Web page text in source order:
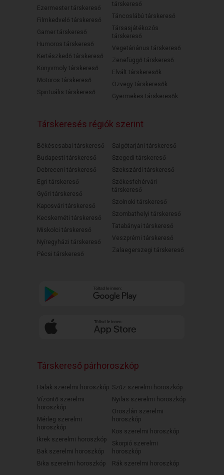
Ezermester társkereső
Filmkedvelő társkereső
Gamer társkereső
Humoros társkereső
Kertészkedő társkereső
Könyvmoly társkereső
Motoros társkereső
Spirituális társkereső
társkereső
Táncoslábú társkereső
Társasjátékozós
társkereső
Vegetáriánus társkereső
Zenefüggő társkereső
Elvált társkeresők
Özvegy társkeresők
Gyermekes társkeresők
Társkeresés régiók szerint
Békéscsabai társkereső
Budapesti társkereső
Debreceni társkereső
Egri társkereső
Győri társkereső
Kaposvári társkereső
Kecskeméti társkereső
Miskolci társkereső
Nyíregyházi társkereső
Pécsi társkereső
Salgótarjáni társkereső
Szegedi társkereső
Szekszárdi társkereső
Székesfehérvári
társkereső
Szolnoki társkereső
Szombathelyi társkereső
Tatabányai társkereső
Veszprémi társkereső
Zalaegerszegi társkereső
Társkereső párhoroszkóp
Halak szerelmi horoszkóp
Vízöntő szerelmi
horoszkóp
Mérleg szerelmi
horoszkóp
Ikrek szerelmi horoszkóp
Bak szerelmi horoszkóp
Bika szerelmi horoszkóp
Szűz szerelmi horoszkóp
Nyilas szerelmi horoszkóp
Oroszlán szerelmi
horoszkóp
Kos szerelmi horoszkóp
Skorpió szerelmi
horoszkóp
Rák szerelmi horoszkóp